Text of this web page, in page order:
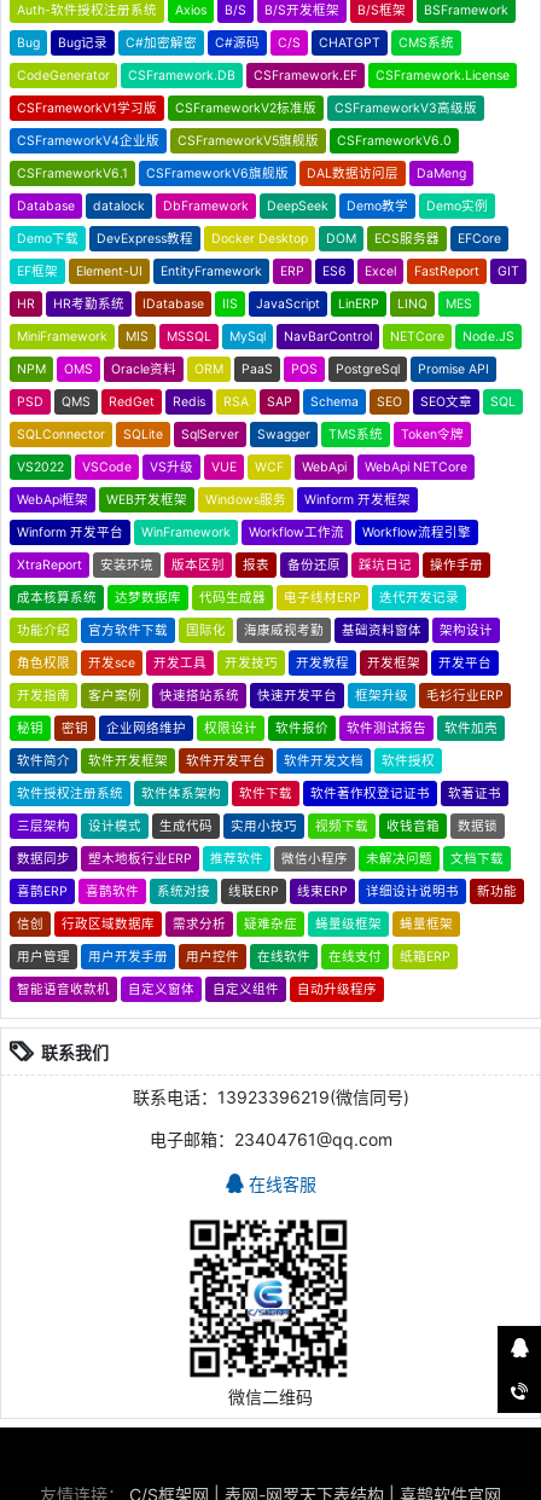
Auth-软件授权注册系统 Axios B/S B/S开发框架 B/S框架 BSFramework
Bug Bug记录 C#加密解密 C#源码 C/S CHATGPT CMS系统
CodeGenerator CSFramework.DB CSFramework.EF CSFramework.License
CSFrameworkV1学习版 CSFrameworkV2标准版 CSFrameworkV3高级版
CSFrameworkV4企业版 CSFrameworkV5旗舰版 CSFrameworkV6.0
CSFrameworkV6.1 CSFrameworkV6旗舰版 DAL数据访问层 DaMeng
Database datalock DbFramework DeepSeek Demo教学 Demo实例
Demo下载 DevExpress教程 Docker Desktop DOM ECS服务器 EFCore
EF框架 Element-UI EntityFramework ERP ES6 Excel FastReport GIT
HR HR考勤系统 IDatabase IIS JavaScript LinERP LINQ MES
MiniFramework MIS MSSQL MySql NavBarControl NETCore Node.JS
NPM OMS Oracle资料 ORM PaaS POS PostgreSql Promise API
PSD QMS RedGet Redis RSA SAP Schema SEO SEO文章 SQL
SQLConnector SQLite SqlServer Swagger TMS系统 Token令牌
VS2022 VSCode VS升级 VUE WCF WebApi WebApi NETCore
WebApi框架 WEB开发框架 Windows服务 Winform 开发框架
Winform 开发平台 WinFramework Workflow工作流 Workflow流程引擎
XtraReport 安装环境 版本区别 报表 备份还原 踩坑日记 操作手册
成本核算系统 达梦数据库 代码生成器 电子线材ERP 迭代开发记录
功能介绍 官方软件下载 国际化 海康威视考勤 基础资料窗体 架构设计
角色权限 开发sce 开发工具 开发技巧 开发教程 开发框架 开发平台
开发指南 客户案例 快速搭站系统 快速开发平台 框架升级 毛衫行业ERP
秘钥 密钥 企业网络维护 权限设计 软件报价 软件测试报告 软件加壳
软件简介 软件开发框架 软件开发平台 软件开发文档 软件授权
软件授权注册系统 软件体系架构 软件下载 软件著作权登记证书 软著证书
三层架构 设计模式 生成代码 实用小技巧 视频下载 收钱音箱 数据锁
数据同步 塑木地板行业ERP 推荐软件 微信小程序 未解决问题 文档下载
喜鹊ERP 喜鹊软件 系统对接 线联ERP 线束ERP 详细设计说明书 新功能
信创 行政区域数据库 需求分析 疑难杂症 蝇量级框架 蝇量框架
用户管理 用户开发手册 用户控件 在线软件 在线支付 纸箱ERP
智能语音收款机 自定义窗体 自定义组件 自动升级程序
联系我们
联系电话：13923396219(微信同号)
电子邮箱：23404761@qq.com
在线客服
微信二维码
友情连接： C/S框架网 表网-网罗天下表结构 喜鹊软件官网